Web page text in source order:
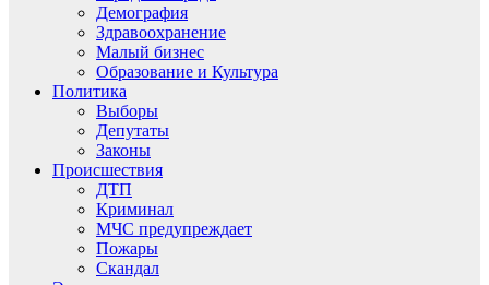
Демография
Здравоохранение
Малый бизнес
Образование и Культура
Политика
Выборы
Депутаты
Законы
Происшествия
ДТП
Криминал
МЧС предупреждает
Пожары
Скандал